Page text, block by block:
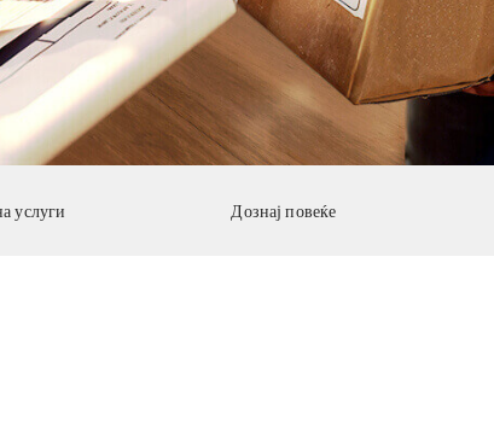
услуги Дознај повеќе